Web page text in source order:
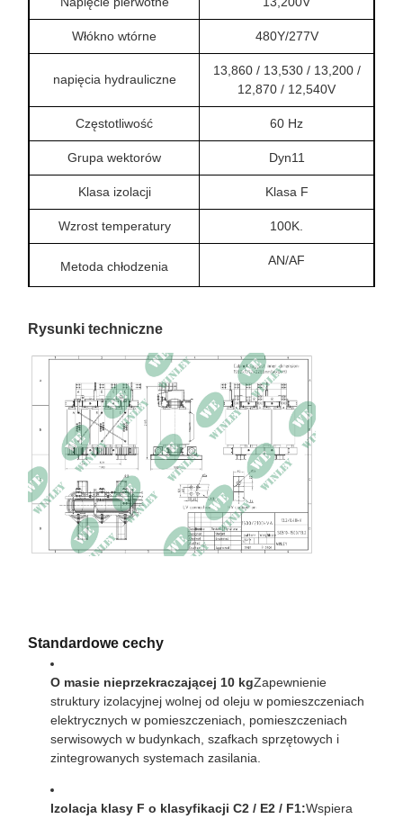
Włókno wtórne 480Y/277V
napięcia hydrauliczne
13,860 / 13,530 / 13,200 /
12,870 / 12,540V
Częstotliwość 60 Hz
Grupa wektorów Dyn11
Klasa izolacji Klasa F
Wzrost temperatury 100K.
Metoda chłodzenia AN/AF
Klasa ogniowa F1
Brak utraty obciążenia 2,650.2W
Utrata obciążenia
12,7080,8 W w
temperaturze 120°C
Prąd bez obciążenia
Impedancja
60,01% w temperaturze
120°C
Rysunki techniczne
Standardowe cechy
O masie nieprzekraczającej 10 kgZapewnienie
struktury izolacyjnej wolnej od oleju w pomieszczeniach
elektrycznych w pomieszczeniach, pomieszczeniach
serwisowych w budynkach, szafkach sprzętowych i
zintegrowanych systemach zasilania.
Izolacja klasy F o klasyfikacji C2 / E2 / F1:Wspiera